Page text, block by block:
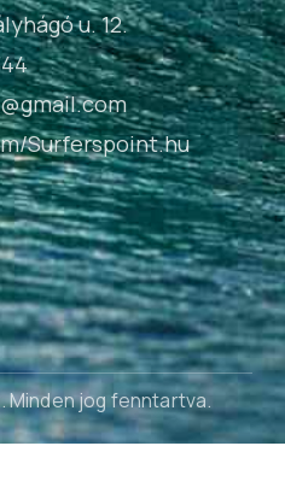
u. 12.
Surferspoint.hu
. Minden jog fenntartva.